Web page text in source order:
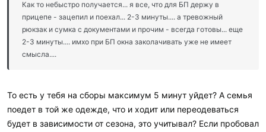
Как то небыстро получается... я все, что для БП держу в
прицепе - зацепил и поехал... 2-3 минуты.... а тревожный
рюкзак и сумка с документами и прочим - всегда готовы... еще
2-3 минуты.... имхо при БП окна заколачивать уже не имеет
смысла....
То есть у тебя на сборы максимум 5 минут уйдет? А семья
поедет в той же одежде, что и ходит или переодеваться
будет в зависимости от сезона, это учитывал? Если пробовал